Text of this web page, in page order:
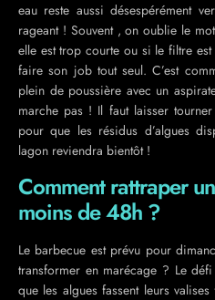
eau reste aussi désespérément
rageant ! Souvent , on oublie le
elle est trop courte ou si le filtre
faire son job tout seul. C’est
plein de poussière avec un
marche pas ! Il faut laisser
pour que les résidus d’algues
lagon reviendra bientôt !
Comment rattraper
moins de 48h ?
Le barbecue est prévu pour
transformer en marécage ? Le
que les algues fassent leurs